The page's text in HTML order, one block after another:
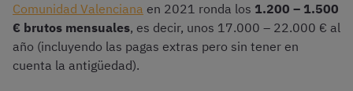
Comunidad Valenciana en 2021 ronda los 1.200 – 1.500
€ brutos mensuales, es decir, unos 17.000 – 22.000 € al
año (incluyendo las pagas extras pero sin tener en
cuenta la antigüedad).